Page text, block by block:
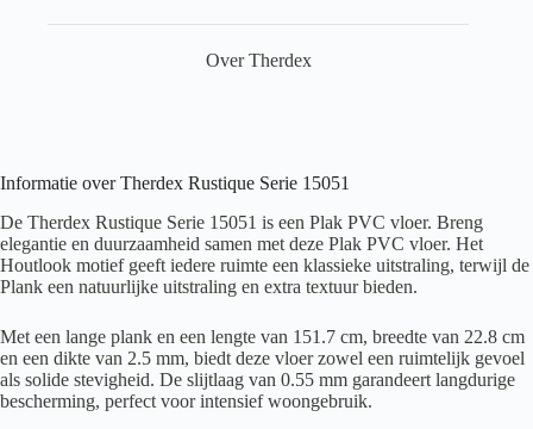
Over Therdex
Informatie over Therdex Rustique Serie 15051
De Therdex Rustique Serie 15051 is een Plak PVC vloer. Breng
elegantie en duurzaamheid samen met deze Plak PVC vloer. Het
Houtlook motief geeft iedere ruimte een klassieke uitstraling, terwijl de
Plank een natuurlijke uitstraling en extra textuur bieden.
Met een lange plank en een lengte van 151.7 cm, breedte van 22.8 cm
en een dikte van 2.5 mm, biedt deze vloer zowel een ruimtelijk gevoel
als solide stevigheid. De slijtlaag van 0.55 mm garandeert langdurige
bescherming, perfect voor intensief woongebruik.